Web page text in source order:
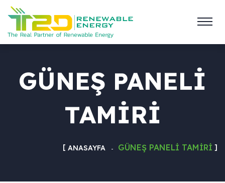
GÜNEŞ PANELI
TAMIRI
ANASAYFA GÜNEŞ PANELI TAMIRI